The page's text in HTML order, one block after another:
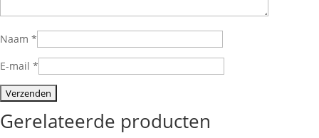
Naam *
E-mail *
Gerelateerde producten